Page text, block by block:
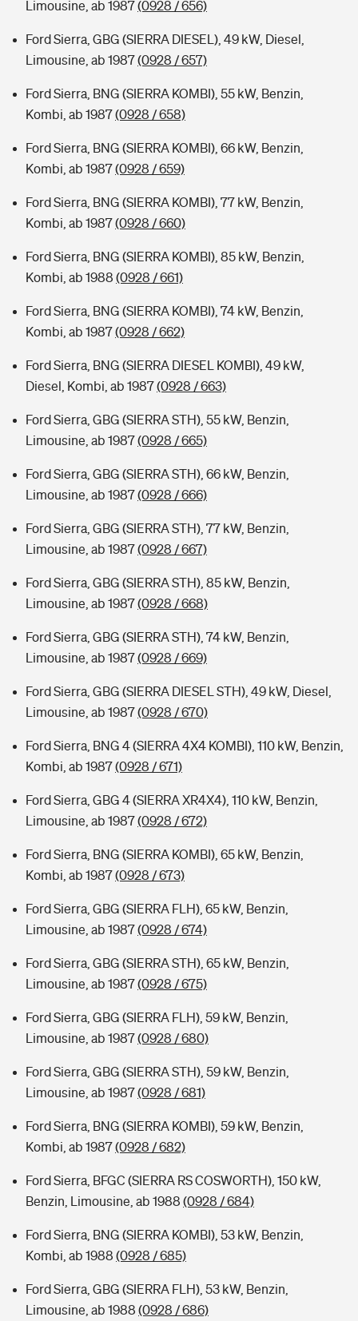
Limousine, ab 1987(0928 / 656)
Ford Sierra, GBG (SIERRA DIESEL), 49 kW, Diesel,
Limousine, ab 1987(0928 / 657)
Ford Sierra, BNG (SIERRA KOMBI), 55 kW, Benzin,
Kombi, ab 1987(0928 / 658)
Ford Sierra, BNG (SIERRA KOMBI), 66 kW, Benzin,
Kombi, ab 1987(0928 / 659)
Ford Sierra, BNG (SIERRA KOMBI), 77 kW, Benzin,
Kombi, ab 1987(0928 / 660)
Ford Sierra, BNG (SIERRA KOMBI), 85 kW, Benzin,
Kombi, ab 1988 (0928 / 661)
Ford Sierra, BNG (SIERRA KOMBI), 74 kW, Benzin,
Kombi, ab 1987(0928 / 662)
Ford Sierra, BNG (SIERRA DIESEL KOMBI), 49 kW,
Diesel, Kombi, ab 1987(0928 / 663)
Ford Sierra, GBG (SIERRA STH), 55 kW, Benzin,
Limousine, ab 1987(0928 / 665)
Ford Sierra, GBG (SIERRA STH), 66 kW, Benzin,
Limousine, ab 1987(0928 / 666)
Ford Sierra, GBG (SIERRA STH), 77 kW, Benzin,
Limousine, ab 1987(0928 / 667)
Ford Sierra, GBG (SIERRA STH), 85 kW, Benzin,
Limousine, ab 1987(0928 / 668)
Ford Sierra, GBG (SIERRA STH), 74 kW, Benzin,
Limousine, ab 1987(0928 / 669)
Ford Sierra, GBG (SIERRA DIESEL STH), 49 kW, Diesel,
Limousine, ab 1987(0928 / 670)
Ford Sierra, BNG 4 (SIERRA 4X4 KOMBI), 110 kW, Benzin,
Kombi, ab 1987(0928 / 671)
Ford Sierra, GBG 4 (SIERRA XR4X4), 110 kW, Benzin,
Limousine, ab 1987(0928 / 672)
Ford Sierra, BNG (SIERRA KOMBI), 65 kW, Benzin,
Kombi, ab 1987(0928 / 673)
Ford Sierra, GBG (SIERRA FLH), 65 kW, Benzin,
Limousine, ab 1987(0928 / 674)
Ford Sierra, GBG (SIERRA STH), 65 kW, Benzin,
Limousine, ab 1987(0928 / 675)
Ford Sierra, GBG (SIERRA FLH), 59 kW, Benzin,
Limousine, ab 1987(0928 / 680)
Ford Sierra, GBG (SIERRA STH), 59 kW, Benzin,
Limousine, ab 1987(0928 / 681)
Ford Sierra, BNG (SIERRA KOMBI), 59 kW, Benzin,
Kombi, ab 1987(0928 / 682)
Ford Sierra, BFGC (SIERRA RS COSWORTH), 150 kW,
Benzin, Limousine, ab 1988 (0928 / 684)
Ford Sierra, BNG (SIERRA KOMBI), 53 kW, Benzin,
Kombi, ab 1988 (0928 / 685)
Ford Sierra, GBG (SIERRA FLH), 53 kW, Benzin,
Limousine, ab 1988 (0928 / 686)